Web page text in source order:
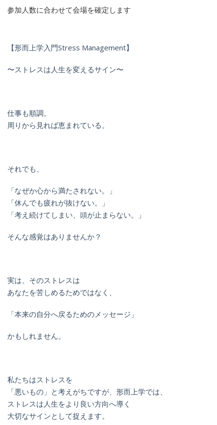
参加人数に合わせて会場を確定します
【形而上学入門Stress Management】
〜ストレスは人生を変えるサイン〜
仕事も順調。
周りから見れば恵まれている。
それでも、
「なぜか心から満たされない。」
「休んでも疲れが抜けない。」
「考え続けてしまい、頭が止まらない。」
そんな感覚はありませんか？
実は、そのストレスは
あなたを苦しめるためではなく、
「本来の自分へ戻るためのメッセージ」
かもしれません。
私たちはストレスを
「悪いもの」と考えがちですが、形而上学では、
ストレスは人生をより良い方向へ導く
大切なサインとして捉えます。